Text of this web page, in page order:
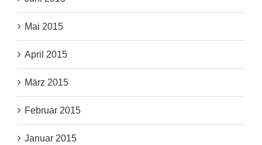
Mai 2015
April 2015
März 2015
Februar 2015
Januar 2015